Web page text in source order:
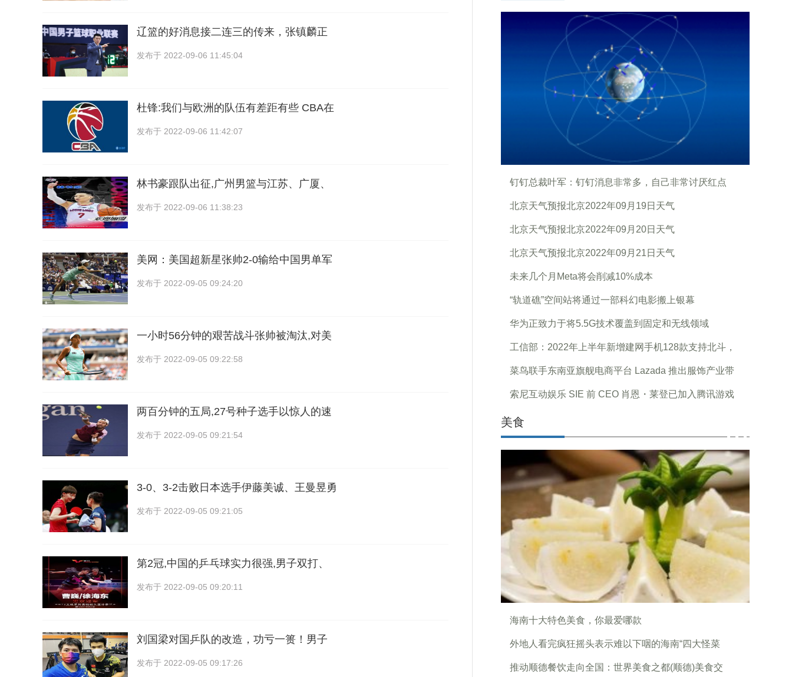
辽篮的好消息接二连三的传来，张镇麟正
发布于 2022-09-06 11:45:04
杜锋:我们与欧洲的队伍有差距有些 CBA在
发布于 2022-09-06 11:42:07
林书豪跟队出征,广州男篮与江苏、广厦、
发布于 2022-09-06 11:38:23
美网：美国超新星张帅2-0输给中国男单军
发布于 2022-09-05 09:24:20
一小时56分钟的艰苦战斗张帅被淘汰,对美
发布于 2022-09-05 09:22:58
两百分钟的五局,27号种子选手以惊人的速
发布于 2022-09-05 09:21:54
3-0、3-2击败日本选手伊藤美诚、王曼昱勇
发布于 2022-09-05 09:21:05
第2冠,中国的乒乓球实力很强,男子双打、
发布于 2022-09-05 09:20:11
刘国梁对国乒队的改造，功亏一篑！男子
发布于 2022-09-05 09:17:26
钉钉总裁叶军：钉钉消息非常多，自己非常讨厌红点
北京天气预报北京2022年09月19日天气
北京天气预报北京2022年09月20日天气
北京天气预报北京2022年09月21日天气
未来几个月Meta将会削减10%成本
“轨道礁”空间站将通过一部科幻电影搬上银幕
华为正致力于将5.5G技术覆盖到固定和无线领域
工信部：2022年上半年新增建网手机128款支持北斗，
菜鸟联手东南亚旗舰电商平台 Lazada 推出服饰产业带
索尼互动娱乐 SIE 前 CEO 肖恩・莱登已加入腾讯游戏
美食
海南十大特色美食，你最爱哪款
外地人看完疯狂摇头表示难以下咽的海南“四大怪菜
推动顺德餐饮走向全国：世界美食之都(顺德)美食交